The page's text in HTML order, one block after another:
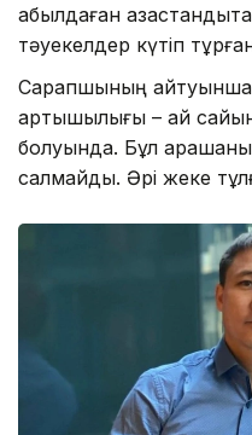
қабылдаған
тәуекелдер күтіп
Сарапшының айтуынша,
артықшылығы – ай
болуында. Бұл
салмайды. Әрі жеке